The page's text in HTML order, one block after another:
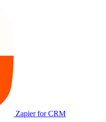
Zapier for CRM